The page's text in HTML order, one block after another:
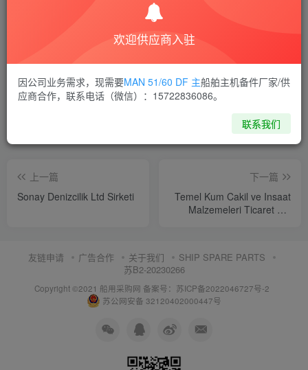
喜欢就支持一下吧
上一篇
Sonay Denizcilik Ltd Sirketi
下一篇
Temel Kum Cakil ve Insaat
Malzemeleri Ticaret Ltd
友链申请 广告合作 关于我们
SHIP SPARE PARTS
苏B2-20230266
Copyright ©2021 船用采购网 备案号：苏ICP备2022046727号-2
苏公网安备 32120402000447号
欢迎供应商入驻
因公司业务需求，现需要MAN 51/60 DF 主船舶主机备件厂家/供
应商合作，联系电话（微信）：15722836086。
联系我们